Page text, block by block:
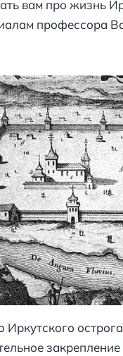
вам про жизнь
профессора
Иркутского